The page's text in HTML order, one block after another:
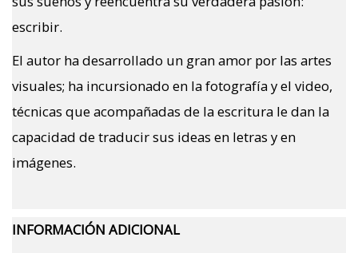
escribir.
El autor ha desarrollado un gran amor por las artes
visuales; ha incursionado en la fotografía y el video,
técnicas que acompañadas de la escritura le dan la
capacidad de traducir sus ideas en letras y en
imágenes.
INFORMACIÓN ADICIONAL